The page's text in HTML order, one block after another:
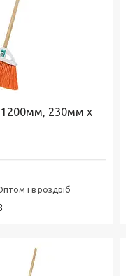
1200мм, 230мм х
і в роздріб